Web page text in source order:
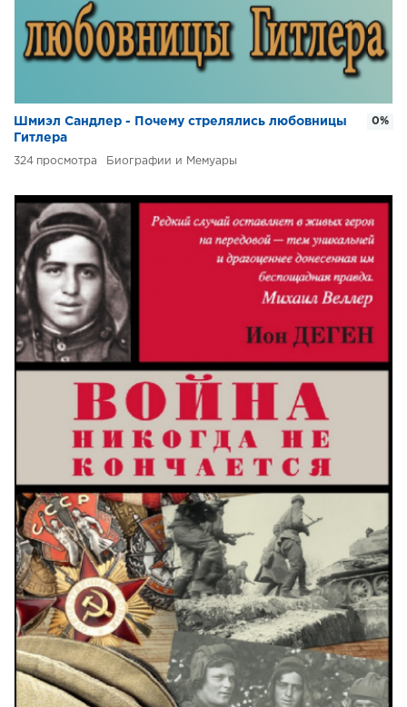
Шмиэл Сандлер - Почему стрелялись любовницы
Гитлера
324 Биографии и Мемуары
0%